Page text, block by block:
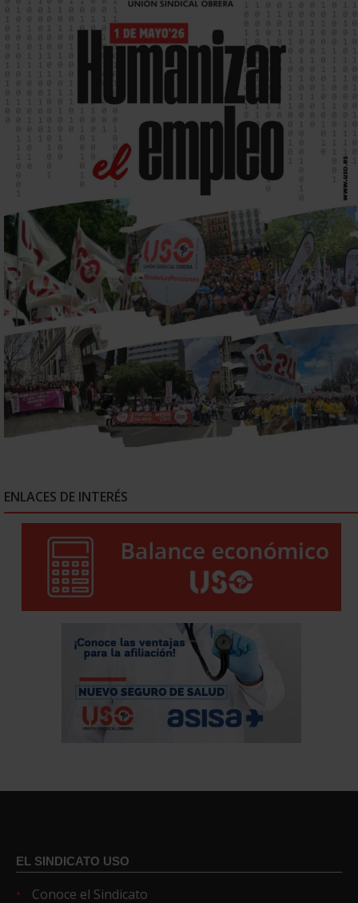
ENLACES DE INTERÉS
EL SINDICATO USO
Conoce el Sindicato